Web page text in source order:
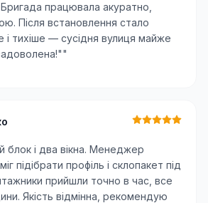
працювала акуратно,
Після встановлення стало
і тихіше — сусідня вулиця майже
"
блок і два вікна. Менеджер
підібрати профіль і склопакет під
прийшли точно в час, все
Якість відмінна, рекомендую